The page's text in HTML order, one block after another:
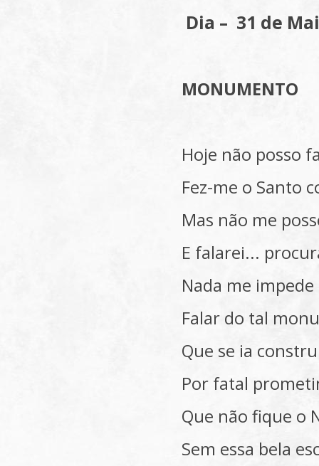
Dia – 31 de
MONUMENTO
Hoje não posso
Fez-me o Santo
Mas não me
E falarei...
Nada me
Falar do tal
Que se ia
Por fatal
Que não fique o
Sem essa bela